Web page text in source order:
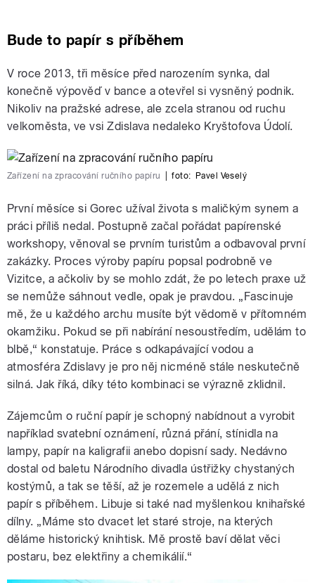
Bude to papír s příběhem
V roce 2013, tři měsíce před narozením synka, dal
konečně výpověď v bance a otevřel si vysněný podnik.
Nikoliv na pražské adrese, ale zcela stranou od ruchu
velkoměsta, ve vsi Zdislava nedaleko Kryštofova Údolí.
Zařízení na zpracování ručního papíru foto: Pavel Veselý
První měsíce si Gorec užíval života s maličkým synem a
práci příliš nedal. Postupně začal pořádat papírenské
workshopy, věnoval se prvním turistům a odbavoval první
zakázky. Proces výroby papíru popsal podrobně ve
Vizitce, a ačkoliv by se mohlo zdát, že po letech praxe už
se nemůže sáhnout vedle, opak je pravdou. „Fascinuje
mě, že u každého archu musíte být vědomě v přítomném
okamžiku. Pokud se při nabírání nesoustředím, udělám to
blbě,“ konstatuje. Práce s odkapávající vodou a
atmosféra Zdislavy je pro něj nicméně stále neskutečně
silná. Jak říká, díky této kombinaci se výrazně zklidnil.
Zájemcům o ruční papír je schopný nabídnout a vyrobit
například svatební oznámení, různá přání, stínidla na
lampy, papír na kaligrafii anebo dopisní sady. Nedávno
dostal od baletu Národního divadla ústřižky chystaných
kostýmů, a tak se těší, až je rozemele a udělá z nich
papír s příběhem. Libuje si také nad myšlenkou knihařské
dílny. „Máme sto dvacet let staré stroje, na kterých
děláme historický knihtisk. Mě prostě baví dělat věci
postaru, bez elektřiny a chemikálií.“